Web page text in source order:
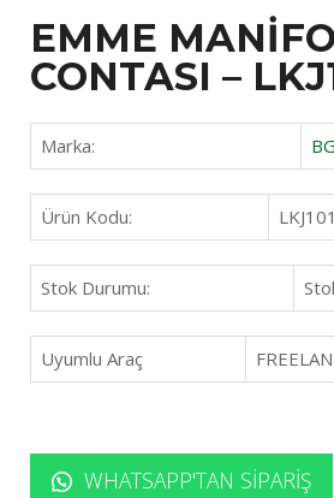
EMME
CONTASI –
Marka:
Ürün Kodu:
Stok Durumu:
Uyumlu Araç
WHATSAPP'TAN SIPARIŞ